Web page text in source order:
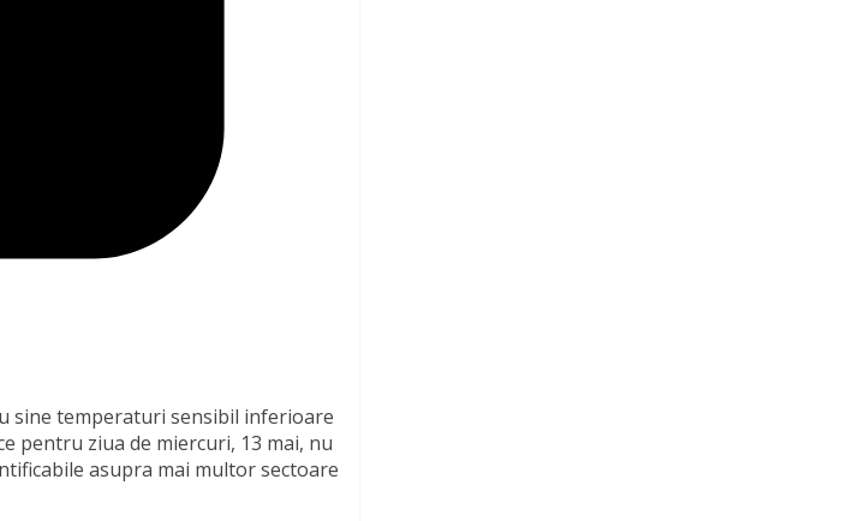
sine temperaturi sensibil inferioare
pentru ziua de miercuri, 13 mai, nu
asupra mai multor sectoare